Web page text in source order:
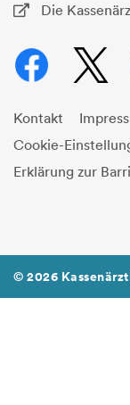
Die
Kontakt
Cookie-
Erklärung zur
© 2026